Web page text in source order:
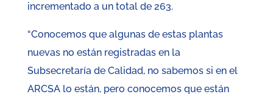
incrementado a un total de 263.
“Conocemos que algunas de estas plantas
nuevas no están registradas en la
Subsecretaría de Calidad, no sabemos si en el
ARCSA lo están, pero conocemos que están